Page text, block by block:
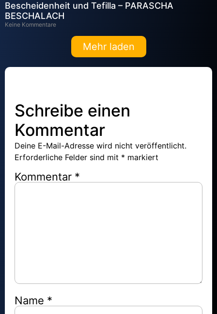
Bescheidenheit und Tefilla – PARASCHA
BESCHALACH
Keine Kommentare
Mehr laden
Schreibe einen
Kommentar
Deine E-Mail-Adresse wird nicht veröffentlicht.
Erforderliche Felder sind mit * markiert
Kommentar *
Name *